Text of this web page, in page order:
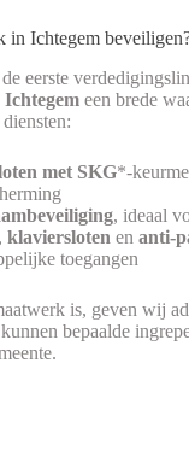
in Ichtegem
eerste
een brede
met SKG*-
, ideaal
, klaviersloten en anti-
toegangen
is, geven wij
bepaalde